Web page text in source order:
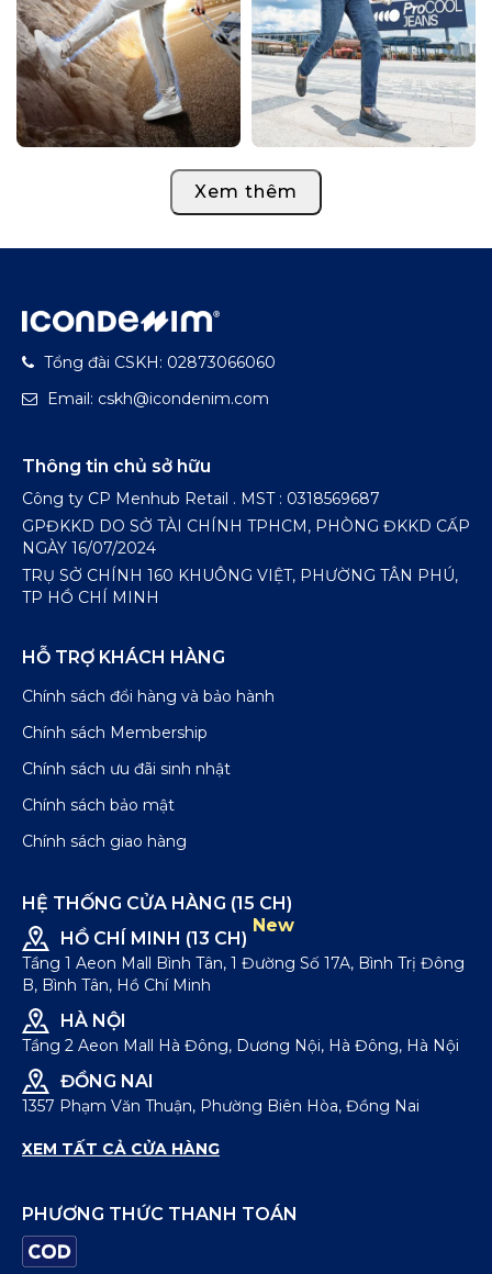
Xem thêm
Tổng đài CSKH: 02873066060
Email: cskh@icondenim.com
Thông tin chủ sở hữu
Công ty CP Menhub Retail . MST : 0318569687
GPĐKKD DO SỞ TÀI CHÍNH TPHCM, PHÒNG ĐKKD CẤP
NGÀY 16/07/2024
TRỤ SỞ CHÍNH 160 KHUÔNG VIỆT, PHƯỜNG TÂN PHÚ,
TP HỒ CHÍ MINH
HỖ TRỢ KHÁCH HÀNG
Chính sách đổi hàng và bảo hành
Chính sách Membership
Chính sách ưu đãi sinh nhật
Chính sách bảo mật
Chính sách giao hàng
HỆ THỐNG CỬA HÀNG (15 CH)
HỒ CHÍ MINH (13 CH)
New
Tầng 1 Aeon Mall Bình Tân, 1 Đường Số 17A, Bình Trị Đông
B, Bình Tân, Hồ Chí Minh
HÀ NỘI
Tầng 2 Aeon Mall Hà Đông, Dương Nội, Hà Đông, Hà Nội
ĐỒNG NAI
1357 Phạm Văn Thuận, Phường Biên Hòa, Đồng Nai
XEM TẤT CẢ CỬA HÀNG
PHƯƠNG THỨC THANH TOÁN